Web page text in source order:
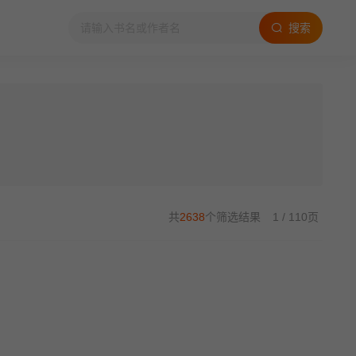
搜索
1 / 110页
共2638个筛选结果